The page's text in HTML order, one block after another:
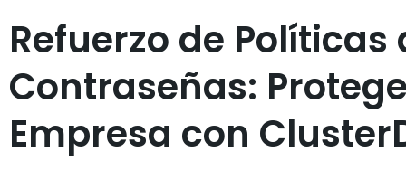
Refuerzo de Políticas
Contraseñas:
Empresa con